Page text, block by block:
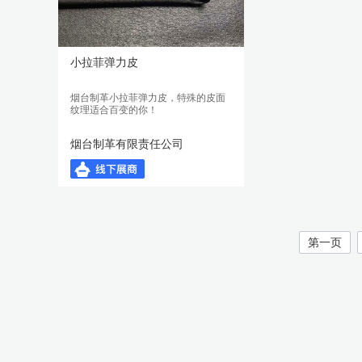
小拉菲弹力皮
烟台制革小拉菲弹力皮，特殊的皮面
纹理适合百变的你！
烟台制革有限责任公司
第一页